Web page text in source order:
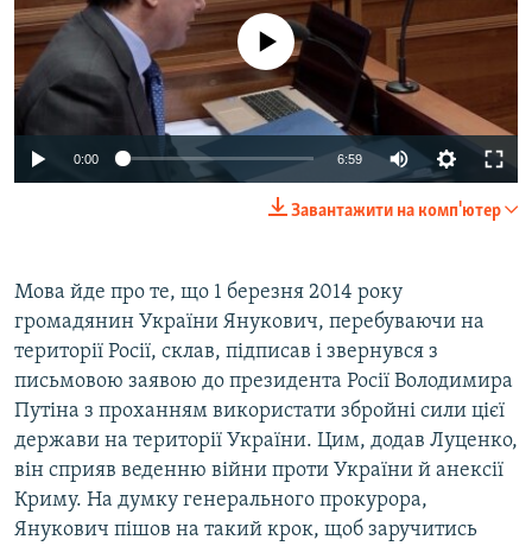
No media source currently available
0:00 6:59
Завантажити на комп'ютер
Мова йде про те, що 1 березня 2014 року
громадянин України Янукович, перебуваючи на
території Росії, склав, підписав і звернувся з
письмовою заявою до президента Росії Володимира
Путіна з проханням використати збройні сили цієї
держави на території України. Цим, додав Луценко,
він сприяв веденню війни проти України й анексії
Криму. На думку генерального прокурора,
Янукович пішов на такий крок, щоб заручитись